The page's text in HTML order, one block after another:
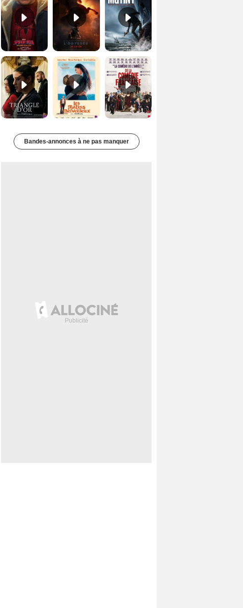
Les Matins merveilleux Bande-annonce VF De la Comédie-Française Teaser VF
Bandes-annonces à ne pas manquer